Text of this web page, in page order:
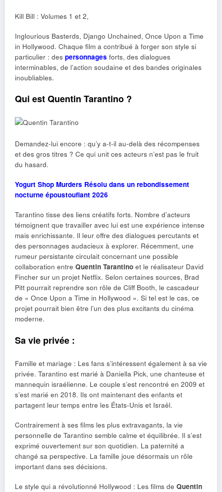
Kill Bill : Volumes 1 et 2,
Inglourious Basterds, Django Unchained, Once Upon a Time
in Hollywood. Chaque film a contribué à forger son style si
particulier : des personnages forts, des dialogues
interminables, de l’action soudaine et des bandes originales
inoubliables.
Qui est Quentin Tarantino ?
Demandez-lui encore : qu’y a-t-il au-delà des récompenses
et des gros titres ? Ce qui unit ces acteurs n’est pas le fruit
du hasard.
Yogurt Shop Murders Résolu dans un rebondissement
nocturne époustouflant 2026
Tarantino tisse des liens créatifs forts. Nombre d’acteurs
témoignent que travailler avec lui est une expérience intense
mais enrichissante. Il leur offre des dialogues percutants et
des personnages audacieux à explorer. Récemment, une
rumeur persistante circulait concernant une possible
collaboration entre Quentin Tarantino et le réalisateur David
Fincher sur un projet Netflix. Selon certaines sources, Brad
Pitt pourrait reprendre son rôle de Cliff Booth, le cascadeur
de « Once Upon a Time in Hollywood ». Si tel est le cas, ce
projet pourrait bien être l’un des plus excitants du cinéma
moderne.
Sa vie privée :
Famille et mariage : Les fans s’intéressent également à sa vie
privée. Tarantino est marié à Daniella Pick, une chanteuse et
mannequin israélienne. Le couple s’est rencontré en 2009 et
s’est marié en 2018. Ils ont maintenant des enfants et
partagent leur temps entre les États-Unis et Israël.
Contrairement à ses films les plus extravagants, la vie
personnelle de Tarantino semble calme et équilibrée. Il s’est
exprimé ouvertement sur son quotidien. La paternité a
changé sa perspective. La famille joue désormais un rôle
important dans ses décisions.
Le style qui a révolutionné Hollywood : Les films de Quentin